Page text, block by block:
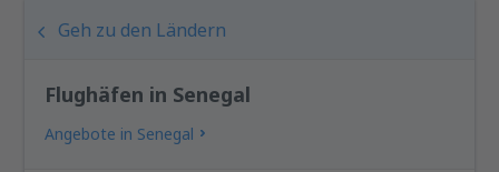
Geh zu den Ländern
Flughäfen in Senegal
Angebote in Senegal